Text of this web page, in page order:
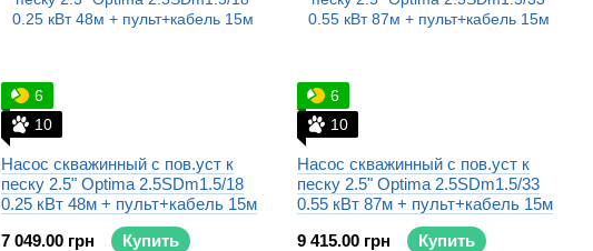
6
10
Насос скважинный с пов.уст к
песку 2.5" Optima 2.5SDm1.5/18
0.25 кВт 48м + пульт+кабель 15м
7 049.00 грн
Купить
6
10
Насос скважинный с пов.уст к
песку 2.5" Optima 2.5SDm1.5/33
0.55 кВт 87м + пульт+кабель 15м
9 415.00 грн
Купить